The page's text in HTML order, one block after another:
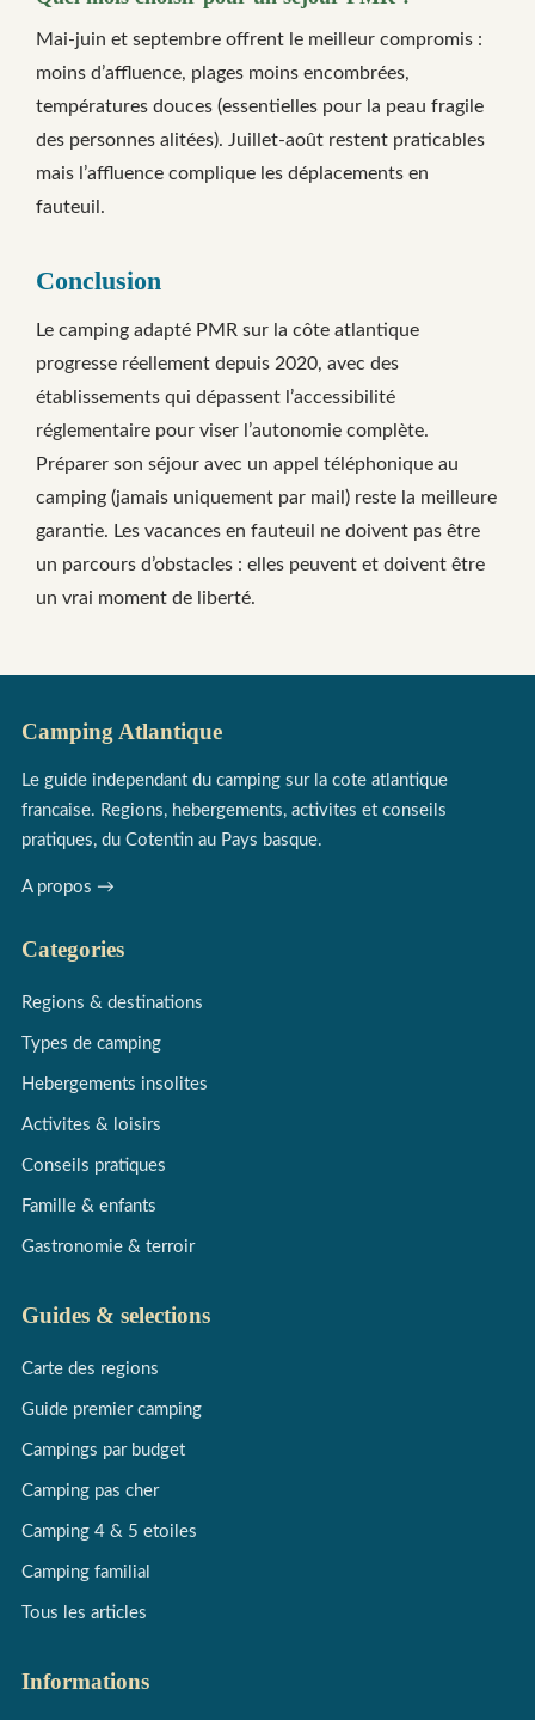
Mai-juin et septembre offrent le meilleur compromis :
moins d’affluence, plages moins encombrées,
températures douces (essentielles pour la peau fragile
des personnes alitées). Juillet-août restent praticables
mais l’affluence complique les déplacements en
fauteuil.
Conclusion
Le camping adapté PMR sur la côte atlantique
progresse réellement depuis 2020, avec des
établissements qui dépassent l’accessibilité
réglementaire pour viser l’autonomie complète.
Préparer son séjour avec un appel téléphonique au
camping (jamais uniquement par mail) reste la meilleure
garantie. Les vacances en fauteuil ne doivent pas être
un parcours d’obstacles : elles peuvent et doivent être
un vrai moment de liberté.
Camping Atlantique
Le guide independant du camping sur la cote atlantique
francaise. Regions, hebergements, activites et conseils
pratiques, du Cotentin au Pays basque.
A propos →
Categories
Regions & destinations
Types de camping
Hebergements insolites
Activites & loisirs
Conseils pratiques
Famille & enfants
Gastronomie & terroir
Guides & selections
Carte des regions
Guide premier camping
Campings par budget
Camping pas cher
Camping 4 & 5 etoiles
Camping familial
Tous les articles
Informations